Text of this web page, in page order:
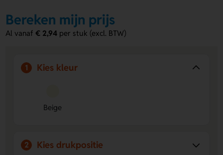
prijs op.
Voordelen van de Katoenen plunjebaal
Veel drukruimte– Laat een logo, naam of eigen
ontwerp plaatsen op de Voorzijde of Achterzijde.
Duurzame keuze
Bereken mijn prijs
Al vanaf€ 2,94 per stuk (excl. BTW)
1 Kies kleur
Beige
2 Kies drukpositie